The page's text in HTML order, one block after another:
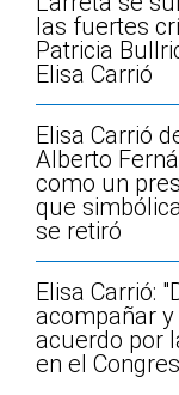
las fuertes
Patricia
Elisa Carrió
Elisa Carrió
Alberto
como un
que
se retiró
Elisa Carrió:
acompañar
acuerdo por
en el